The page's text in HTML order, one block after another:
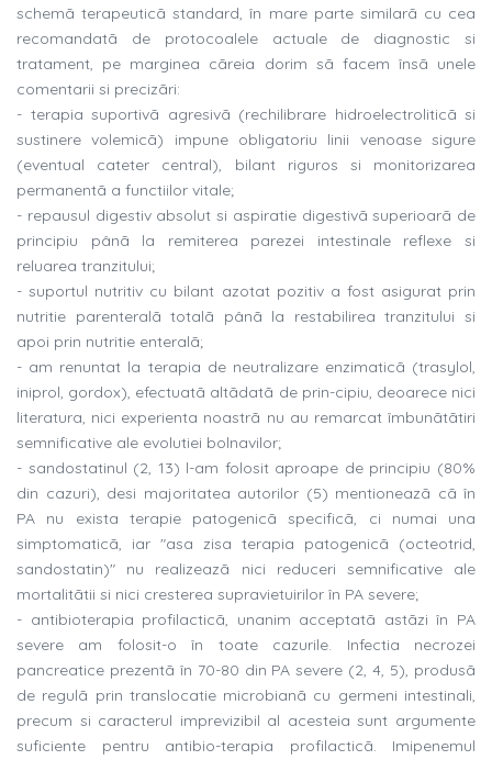
schemã terapeuticã standard, în mare parte similarã cu cea
recomandatã de protocoalele actuale de diagnostic si
tratament, pe marginea cãreia dorim sã facem însã unele
comentarii si precizãri:
- terapia suportivã agresivã (rechilibrare hidroelectroliticã si
sustinere volemicã) impune obligatoriu linii venoase sigure
(eventual cateter central), bilant riguros si monitorizarea
permanentã a functiilor vitale;
- repausul digestiv absolut si aspiratie digestivã superioarã de
principiu pânã la remiterea parezei intestinale reflexe si
reluarea tranzitului;
- suportul nutritiv cu bilant azotat pozitiv a fost asigurat prin
nutritie parenteralã totalã pânã la restabilirea tranzitului si
apoi prin nutritie enteralã;
- am renuntat la terapia de neutralizare enzimaticã (trasylol,
iniprol, gordox), efectuatã altãdatã de prin-cipiu, deoarece nici
literatura, nici experienta noastrã nu au remarcat îmbunãtãtiri
semnificative ale evolutiei bolnavilor;
- sandostatinul (2, 13) l-am folosit aproape de principiu (80%
din cazuri), desi majoritatea autorilor (5) mentioneazã cã în
PA nu exista terapie patogenicã specificã, ci numai una
simptomaticã, iar "asa zisa terapia patogenicã (octeotrid,
sandostatin)" nu realizeazã nici reduceri semnificative ale
mortalitãtii si nici cresterea supravietuirilor în PA severe;
- antibioterapia profilacticã, unanim acceptatã astãzi în PA
severe am folosit-o în toate cazurile. Infectia necrozei
pancreatice prezentã în 70-80 din PA severe (2, 4, 5), produsã
de regulã prin translocatie microbianã cu germeni intestinali,
precum si caracterul imprevizibil al acesteia sunt argumente
suficiente pentru antibio-terapia profilacticã. Imipenemul